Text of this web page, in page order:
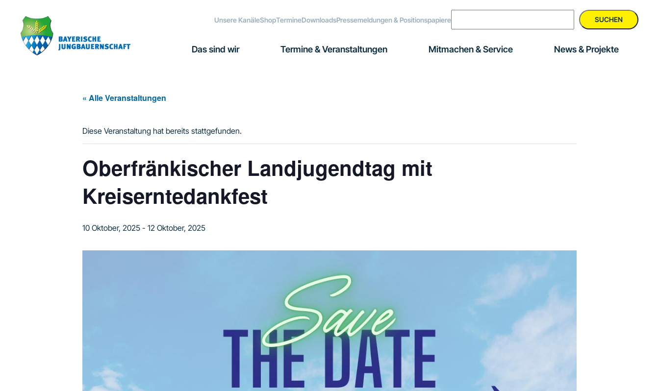
Hauptnavigation
springen
springen
Fußzeile
springen
Unsere KanäleShopTermineDownloadsPressemeldungen & Positionspapiere SUCHEN
Das sind wir Termine & Veranstaltungen Mitmachen & Service News & Projekte
« Alle Veranstaltungen
Diese Veranstaltung hat bereits stattgefunden.
Oberfränkischer Landjugendtag mit
Kreiserntedankfest
10 Oktober, 2025 - 12 Oktober, 2025